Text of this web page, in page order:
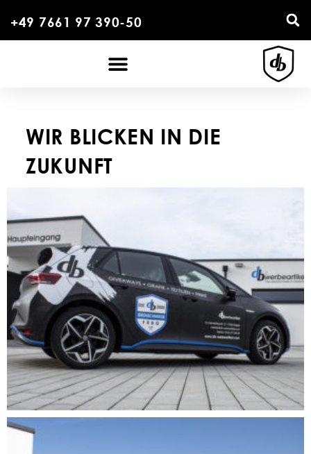
+49 7661 97 390-50
WIR BLICKEN IN DIE
ZUKUNFT